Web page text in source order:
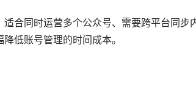
合同时运营多个公众号、需要跨平台同步
低账号管理的时间成本。